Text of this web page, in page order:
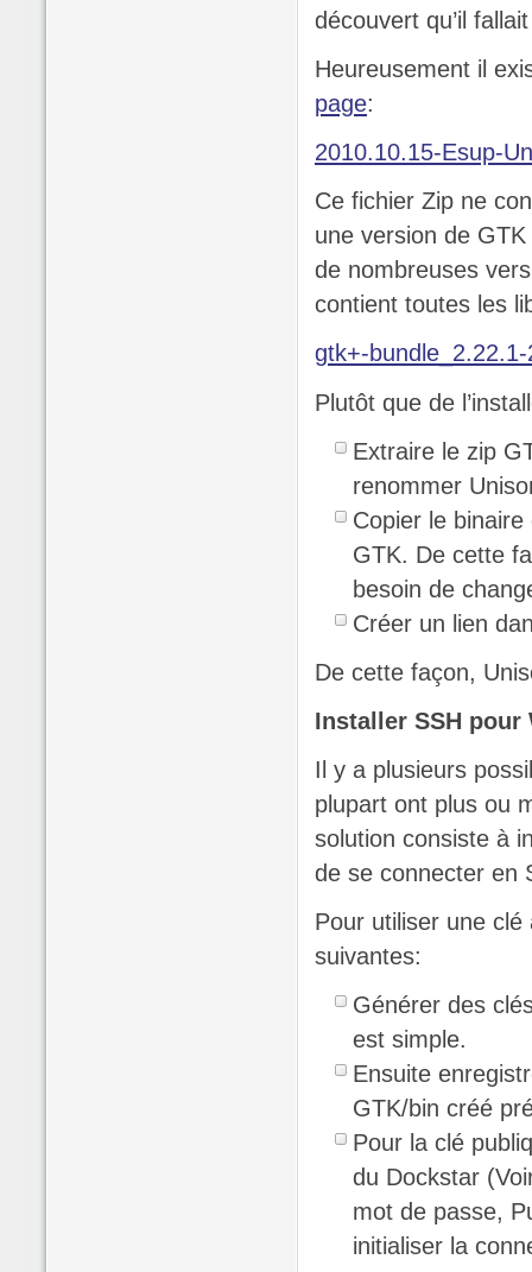
découvert qu’il
Heureusement il
page:
2010.10.15-Esup-
Ce fichier Zip ne
une version de
de nombreuses
contient toutes les
gtk+-
Plutôt que de
Extraire le zip
renommer
Copier le
GTK. De cette
besoin de
Créer un lien
De cette façon,
Installer SSH pour
Il y a plusieurs
plupart ont plus ou
solution consiste à
de se connecter en
Pour utiliser une
suivantes:
Générer des
est simple.
Ensuite
GTK/bin créé
Pour la clé
du Dockstar
mot de passe,
initialiser la